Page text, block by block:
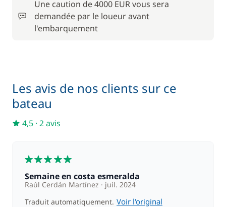
Une caution de 4000 EUR vous sera
demandée par le loueur avant
l'embarquement
Les avis de nos clients sur ce
bateau
4,5 · 2 avis
Semaine en costa esmeralda
Raúl Cerdán Martínez
juil. 2024
Traduit automatiquement. Voir l'original